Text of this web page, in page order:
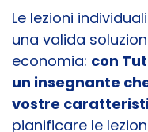
Le lezioni
una valida
economia: con
un insegnante
vostre
pianificare le